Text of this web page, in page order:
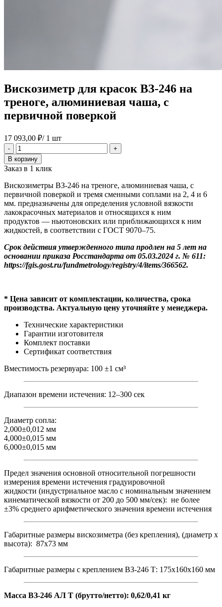
Вискозиметр для красок ВЗ-246 на
треноге, алюминиевая чаша, с
первичной поверкой
17 093,00 ₽/ 1 шт
-
Количество
товара
Вискозиметр
для
красок
ВЗ-246
на
треноге,
алюминиевая
чаша,
с
первичной
поверкой
+
В корзину
Заказ в 1 клик
Вискозиметры ВЗ-246 на треноге, алюминиевая чаша, с
первичной поверкой и тремя сменными соплами на 2, 4 и 6
мм. предназначены для определения условной вязкости
лакокрасочных материалов и относящихся к ним
продуктов — ньютоновских или приближающихся к ним
жидкостей, в соответствии с ГОСТ 9070–75.
Срок действия утвержденного типа продлен на 5 лет на
основании приказа Росстандарта от 05.03.2024 г. № 611:
https://fgis.gost.ru/fundmetrology/registry/4/items/366562.
* Цена зависит от комплектации, количества, срока
производства. Актуальную цену уточняйте у менеджера.
Технические характеристики
Гарантии изготовителя
Комплект поставки
Сертификат соответствия
Вместимость резервуара: 100 ±1 см³
Диапазон времени истечения: 12–300 сек
Диаметр сопла:
2,000±0,012 мм
4,000±0,015 мм
6,000±0,015 мм
Предел значения основной относительной погрешности
измерения времени истечения градуировочной
жидкости (индустриальное масло с номинальным значением
кинематической вязкости от 200 до 500 мм/сек): не более
±3% среднего арифметического значения времени истечения
Габаритные размеры вискозиметра (без крепления), (диаметр х
высота): 87х73 мм
Габаритные размеры с креплением ВЗ-246 Т: 175х160х160 мм
Масса ВЗ-246 АЛ Т (брутто/нетто): 0,62/0,41 кг